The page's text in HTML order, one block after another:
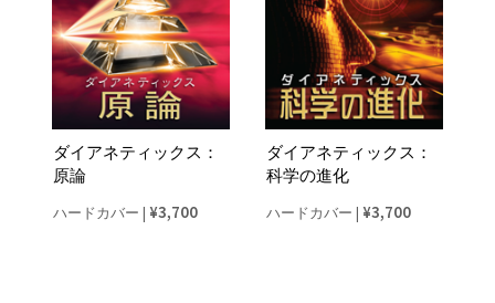
ダイアネティックス：
原論
ハードカバー | ¥3,700
ダイアネティックス：
科学の進化
ハードカバー | ¥3,700